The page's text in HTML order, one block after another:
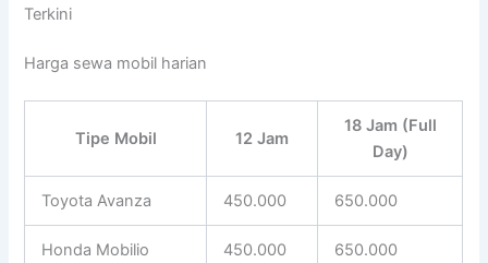
Terkini
Harga sewa mobil harian
Tipe Mobil 12 Jam
18 Jam (Full
Day)
Toyota Avanza 450.000 650.000
Honda Mobilio 450.000 650.000